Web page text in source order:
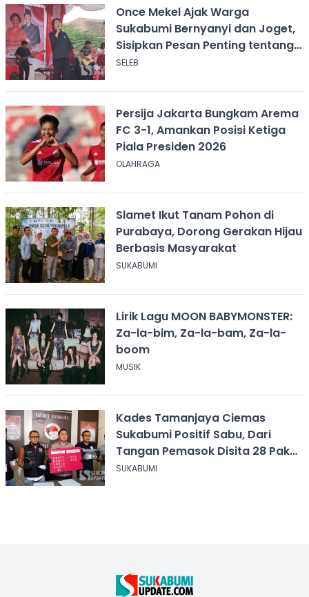
Once Mekel Ajak Warga
Sukabumi Bernyanyi dan Joget,
Sisipkan Pesan Penting tentang
ASI
SELEB
Persija Jakarta Bungkam Arema
FC 3-1, Amankan Posisi Ketiga
Piala Presiden 2026
OLAHRAGA
Slamet Ikut Tanam Pohon di
Purabaya, Dorong Gerakan Hijau
Berbasis Masyarakat
SUKABUMI
Lirik Lagu MOON BABYMONSTER:
Za-la-bim, Za-la-bam, Za-la-
boom
MUSIK
Kades Tamanjaya Ciemas
Sukabumi Positif Sabu, Dari
Tangan Pemasok Disita 28 Paket
Narkoba
SUKABUMI